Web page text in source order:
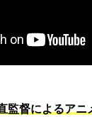
監督によるアニ